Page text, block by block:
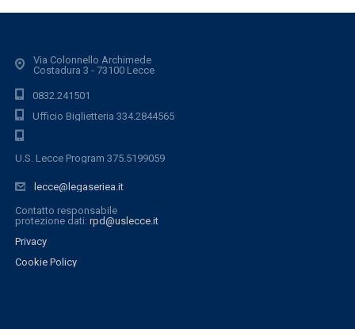
Via Colonnello Archimede
Costadura 3 - 73100 Lecce
0832.241501
Ufficio Biglietteria 334.2844565
U.S. Lecce Program 375.5199059
lecce@legaseriea.it
Contatto responsabile
protezione dati: rpd@uslecce.it
Privacy
Cookie Policy